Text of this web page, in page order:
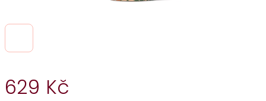
629 Kč